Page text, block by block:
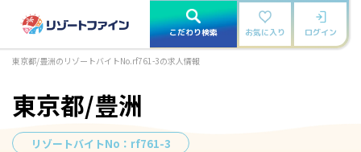
こだわり検索 お気に入り ログイン
東京都/豊洲のリゾートバイトNo.rf761-3の求人情報
東京都/豊洲
リゾートバイトNo： rf761-3